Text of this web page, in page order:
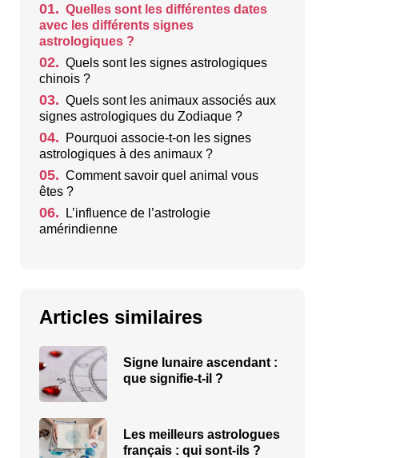
01. Quelles sont les différentes dates
avec les différents signes
astrologiques ?
02. Quels sont les signes astrologiques
chinois ?
03. Quels sont les animaux associés aux
signes astrologiques du Zodiaque ?
04.
Pourquoi associe-t-on les signes
astrologiques à des animaux ?
05. Comment savoir quel animal vous
êtes ?
06.
L’influence de l’astrologie
amérindienne
Articles similaires
Signe lunaire ascendant :
que signifie-t-il ?
Les meilleurs astrologues
français : qui sont-ils ?